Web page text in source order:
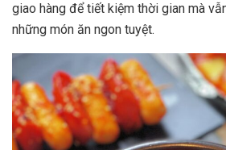
giao hàng để tiết kiệm thời gian mà
những món ăn ngon tuyệt.